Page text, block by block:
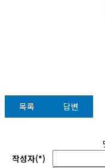
목록 답변
작성자(*)